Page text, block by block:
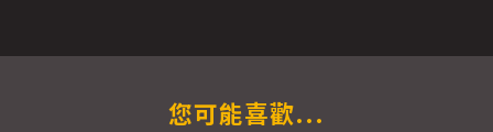
您可能喜歡...